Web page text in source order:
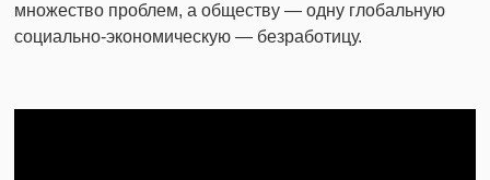
множество проблем, а обществу — одну глобальную
социально-экономическую — безработицу.